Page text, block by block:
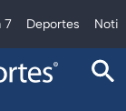
7 Deportes